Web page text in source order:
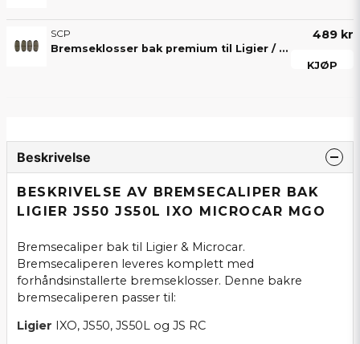
SCP
Bremseklosser bak premium til Ligier / Microcar med keramisk bremsebelegg
489 kr
KJØP
Beskrivelse
BESKRIVELSE AV BREMSECALIPER BAK
LIGIER JS50 JS50L IXO MICROCAR MGO
Bremsecaliper bak til Ligier & Microcar.
Bremsecaliperen leveres komplett med
forhåndsinstallerte bremseklosser. Denne bakre
bremsecaliperen passer til:
Ligier IXO, JS50, JS50L og JS RC